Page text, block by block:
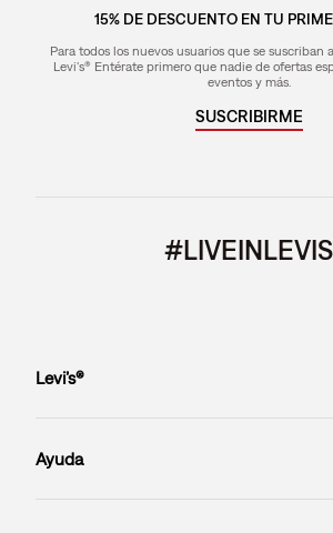
15% DE DESCUENTO EN TU
Para todos los nuevos usuarios que se suscriban
Levi's® Entérate primero que nadie de ofertas
eventos y más.
SUSCRIBIRME
#LIVEINLEVIS
Levi’s®
Ayuda